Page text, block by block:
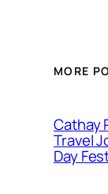
MORE
Cathay
Travel
Day